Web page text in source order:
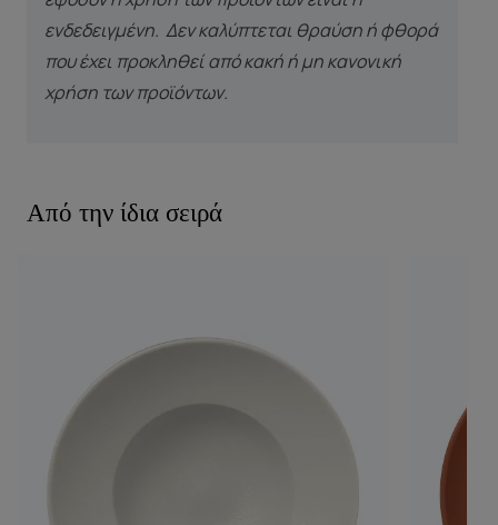
ενδεδειγμένη. Δεν καλύπτεται θραύση ή φθορά
που έχει προκληθεί από κακή ή μη κανονική
χρήση των προϊόντων.
Από την ίδια σειρά